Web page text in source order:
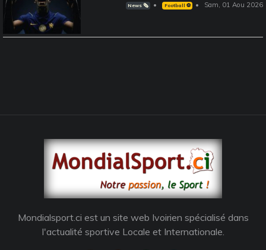
News 🗞️ Football ⚽️ Sam, 01 Aou 2026
Mondialsport.ci est un site web Ivoirien spécialisé dans
l'actualité sportive Locale et Internationale.